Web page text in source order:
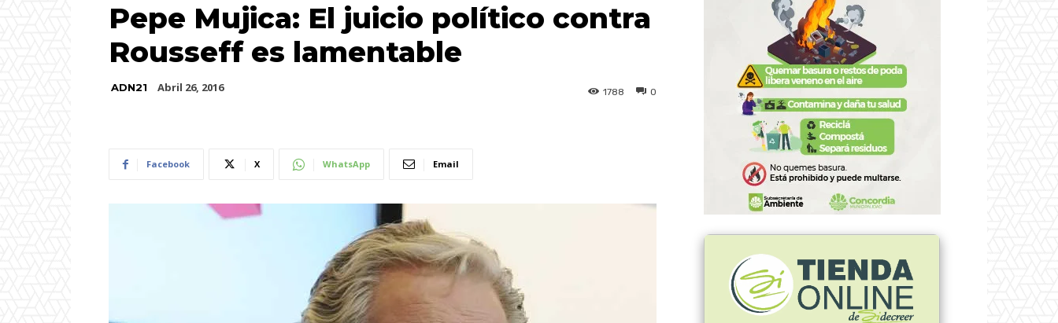
Pepe Mujica: El juicio político contra
Rousseff es lamentable
ADN21 Abril 26, 2016 0
1788
Facebook X WhatsApp Email